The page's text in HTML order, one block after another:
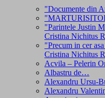
"Documente din
"Parintele Justin
Cristina Nichitus
"Precum in cer
Cristina Nichitus
Acvila – Pelerin
Albastru de…
Alexandru Ursu-
Alexandru